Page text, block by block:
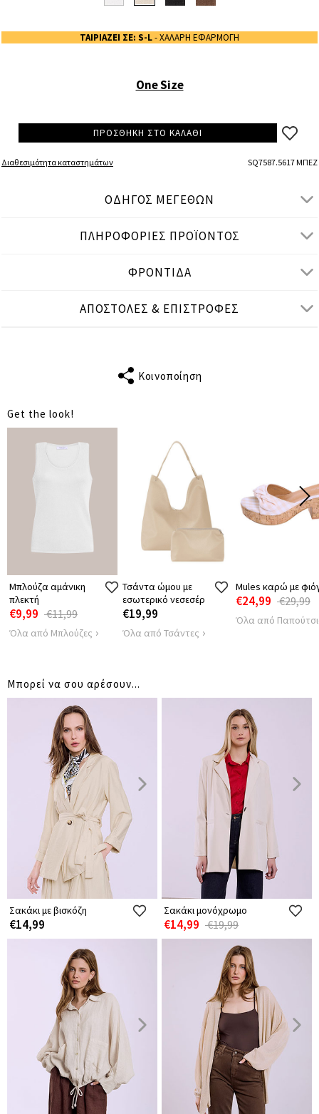
ΤΑΙΡΙΑΖΕΙ ΣΕ: S-L- ΧΑΛΑΡΗ ΕΦΑΡΜΟΓΗ
One Size
ΠΡΟΣΘΗΚΗ ΣΤΟ ΚΑΛΑΘΙ
Διαθεσιμότητα καταστημάτων SQ7587.5617 ΜΠΕΖ
ΟΔΗΓΟΣ ΜΕΓΕΘΩΝ
● ΧΑΛΑΡΗ ΕΦΑΡΜΟΓΗ
in
ΣΤΗΘΟΣ
ΜΕΣΗ
ΜΗΚΟΣ
ΩΜΩΝ
One Size
57
118
76
ΠΛΗΡΟΦΟΡΙΕΣ ΠΡΟΪΟΝΤΟΣ
ΦΡΟΝΤΙΔΑ
ΑΠΟΣΤΟΛΕΣ & ΕΠΙΣΤΡΟΦΕΣ
Κοινοποίηση
Get the look!
Μπλούζα αμάνικη
πλεκτή
€9,99 €11,99
Όλα από Μπλούζες
Τσάντα ώμου με
εσωτερικό νεσεσέρ
€19,99
Όλα από Τσάντες
Mules καρώ με
€24,99 €29,99
Όλα από
Μπορεί να σου αρέσουν...
Σακάκι με βισκόζη
€14,99
Σακάκι μονόχρωμο
€14,99 €19,99